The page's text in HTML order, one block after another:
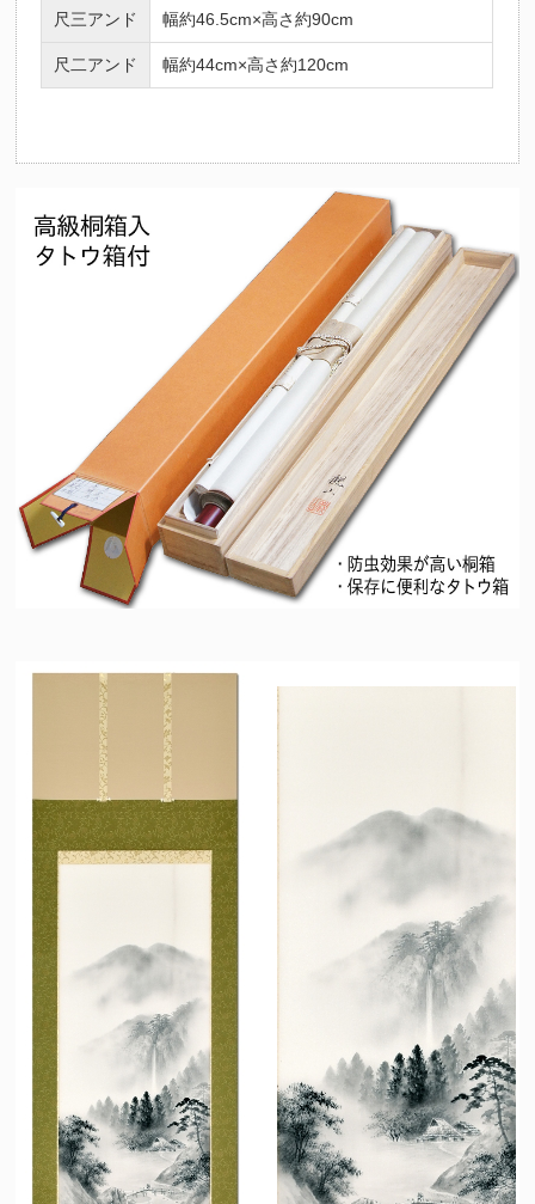
尺三アンド 幅約46.5cm×高さ約90cm
尺二アンド 幅約44cm×高さ約120cm